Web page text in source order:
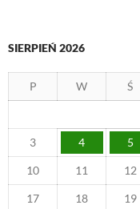
SIERPIEŃ 2026
P W Ś
3 4 5
10 11 12
17 18 19